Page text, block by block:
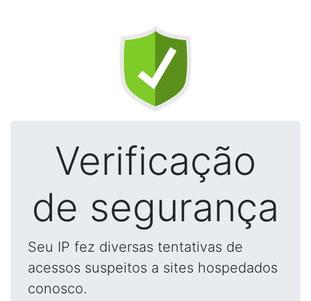
Verificação
de segurança
Seu IP fez diversas tentativas de
acessos suspeitos a sites hospedados
conosco.